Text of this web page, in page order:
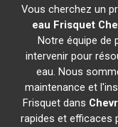
Vous cherchez un
eau Frisquet
Notre équipe de
intervenir pour
eau. Nous
maintenance et
Frisquet dans
rapides et efficaces